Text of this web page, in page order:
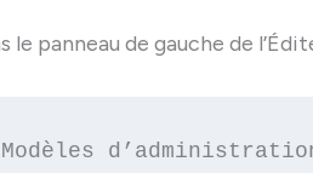
le panneau de gauche de